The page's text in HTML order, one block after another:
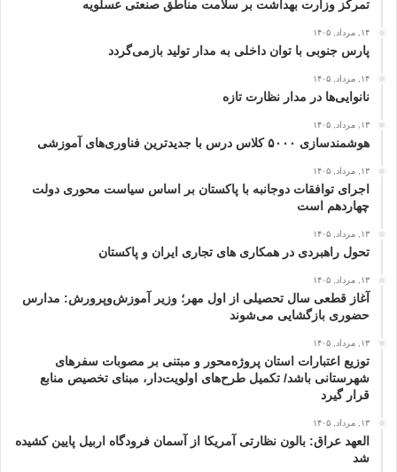
تمرکز وزارت بهداشت بر سلامت مناطق صنعتی عسلویه
۱۴, مرداد, ۱۴۰۵
پارس جنوبی با توان داخلی به مدار تولید بازمی‌گردد
۱۴, مرداد, ۱۴۰۵
نانوایی‌ها در مدار نظارت تازه
۱۳, مرداد, ۱۴۰۵
هوشمندسازی ۵۰۰۰ کلاس درس با جدیدترین فناوری‌های آموزشی
۱۳, مرداد, ۱۴۰۵
اجرای توافقات دوجانبه با پاکستان بر اساس سیاست محوری دولت
چهاردهم است
۱۳, مرداد, ۱۴۰۵
تحول راهبردی در همکاری های تجاری ایران و پاکستان
۱۳, مرداد, ۱۴۰۵
آغاز قطعی سال تحصیلی از اول مهر؛ وزیر آموزش‌وپرورش: مدارس
حضوری بازگشایی می‌شوند
۱۳, مرداد, ۱۴۰۵
توزیع اعتبارات استان پروژه‌محور و مبتنی بر مصوبات سفرهای
شهرستانی باشد/ تکمیل طرح‌های اولویت‌دار، مبنای تخصیص منابع
قرار گیرد
۱۳, مرداد, ۱۴۰۵
العهد عراق: بالون نظارتی آمریکا از آسمان فرودگاه اربیل پایین کشیده
شد